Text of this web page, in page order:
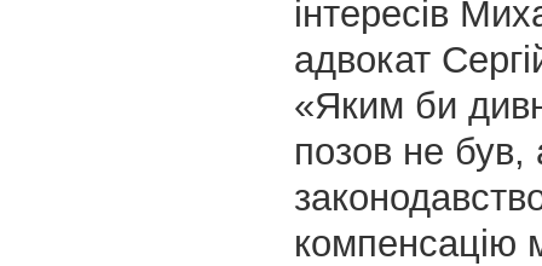
інтересів
адвокат
«Яким би
позов не був,
компенсацію